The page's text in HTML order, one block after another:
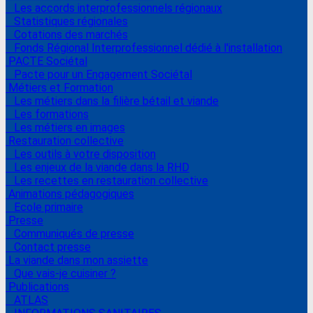
Les accords interprofessionnels régionaux
Statistiques régionales
Cotations des marchés
Fonds Régional Interprofessionnel dédié à l'installation
PACTE Sociétal
Pacte pour un Engagement Sociétal
Métiers et Formation
Les métiers dans la filière bétail et viande
Les formations
Les métiers en images
Restauration collective
Les outils à votre disposition
Les enjeux de la viande dans la RHD
Les recettes en restauration collective
Animations pédagogiques
Ecole primaire
Presse
Communiqués de presse
Contact presse
La viande dans mon assiette
Que vais-je cuisiner ?
Publications
ATLAS